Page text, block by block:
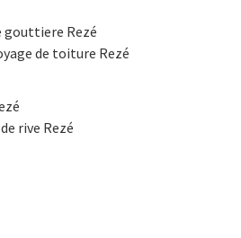
gouttiere Rezé
de toiture Rezé
rive Rezé